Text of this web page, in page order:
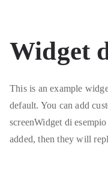
Widget
This is an example
default. You can add
screenWidget di
added, then they will